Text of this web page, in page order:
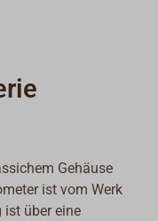
Gehäuse
ist vom Werk
ist über eine